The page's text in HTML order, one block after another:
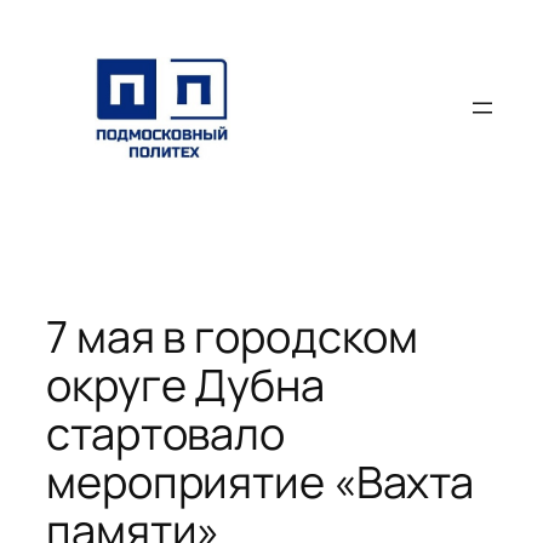
содержимому
7 мая в городском
округе Дубна
стартовало
мероприятие «Вахта
памяти»